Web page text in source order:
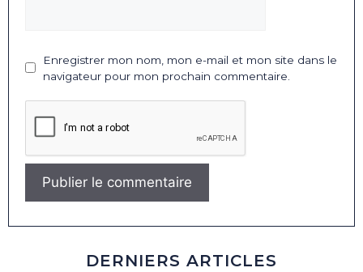
Enregistrer mon nom, mon e-mail et mon site dans le
navigateur pour mon prochain commentaire.
DERNIERS ARTICLES